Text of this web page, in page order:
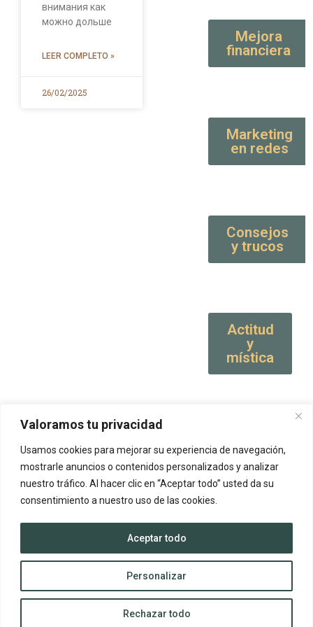
Valoramos tu privacidad
Usamos cookies para mejorar su experiencia de navegación,
mostrarle anuncios o contenidos personalizados y analizar
nuestro tráfico. Al hacer clic en “Aceptar todo” usted da su
consentimiento a nuestro uso de las cookies.
Personalizar
Rechazar todo
Aceptar todo
внимания как
можно дольше
LEER COMPLETO »
26/02/2025
Mejora
financiera
Marketing
en redes
Consejos
y trucos
Actitud
y
mística